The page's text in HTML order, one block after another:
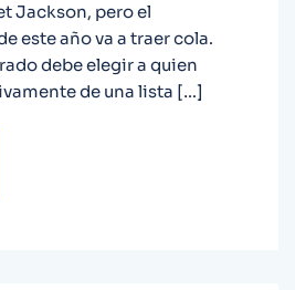
Jackson, pero el
este año va a traer cola.
debe elegir a quien
de una lista […]